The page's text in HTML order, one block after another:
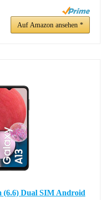
Auf Amazon ansehen *
(6.6) Dual SIM Android